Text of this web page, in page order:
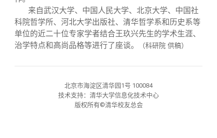
制度法规
联系我们
来自武汉大学、中国人民大学、北京大学、中国社
科院哲学所、河北大学出版社、清华哲学系和历史系等
单位的近二十位专家学者结合王玖兴先生的学术生涯、
治学特点和高尚品格等进行了座谈。
（科研院 供稿）
北京市海淀区清华园1号 100084
技术支持：清华大学信息化技术中心
版权所有©清华校友总会